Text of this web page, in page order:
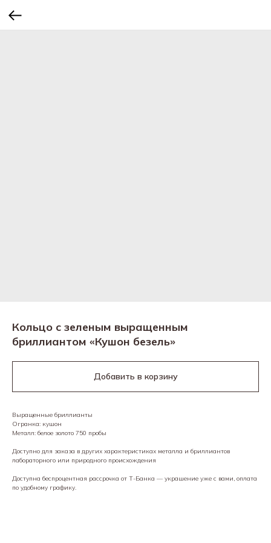
Кольцо с зеленым выращенным
бриллиантом «Кушон безель»
Добавить в корзину
Выращенные бриллианты
Огранка: кушон
Металл: белое золото 750 пробы
Доступно для заказа в других характеристиках металла и бриллиантов
лабораторного или природного происхождения
Доступна беспроцентная рассрочка от Т-Банка — украшение уже с вами, оплата
по удобному графику.